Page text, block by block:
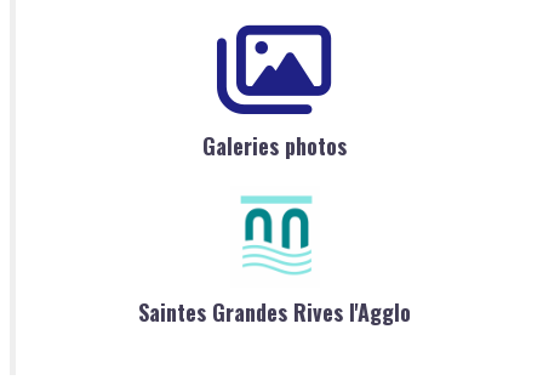
Galeries photos
Saintes Grandes Rives l'Agglo